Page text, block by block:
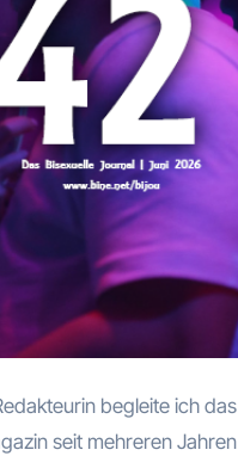
begleite ich das
seit mehreren Jahren